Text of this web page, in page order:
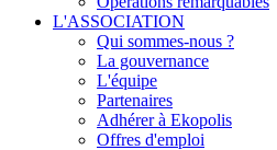
L'ASSOCIATION
Qui sommes-nous ?
La gouvernance
L'équipe
Partenaires
Adhérer à Ekopolis
Offres d'emploi